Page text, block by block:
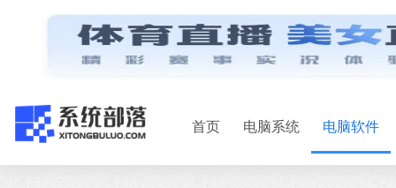
首页 电脑系统 电脑软件